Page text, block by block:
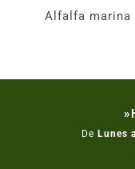
Alfalfa marina
De Lunes